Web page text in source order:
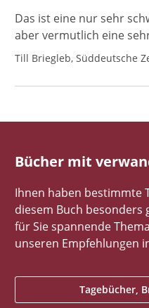
Das ist eine nur sehr
aber vermutlich eine
Till Briegleb, Süddeutsche
Bücher mit
Ihnen haben bestimmte
diesem Buch besonders
für Sie spannende
unseren Empfehlungen
Tagebücher,